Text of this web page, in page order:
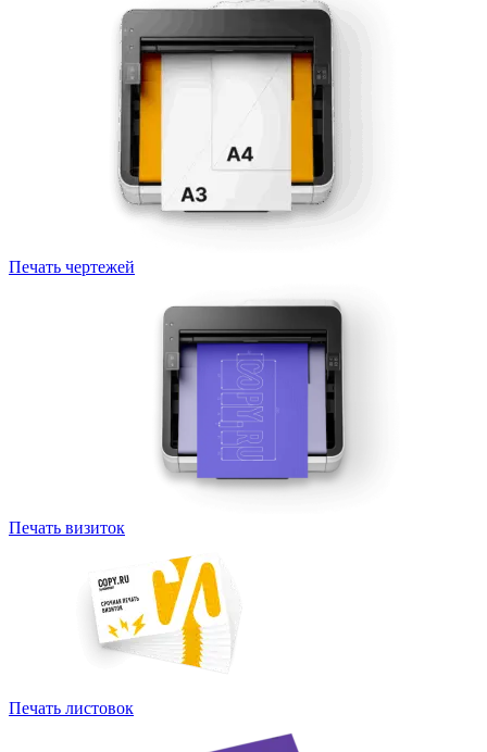
Печать чертежей
Печать визиток
Печать листовок